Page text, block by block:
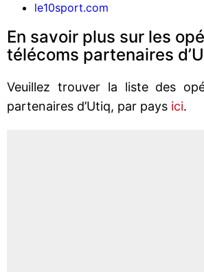
le10sport.com
En savoir plus sur les
télécoms partenaires
Veuillez trouver la liste des
partenaires d’Utiq, par pays ici.